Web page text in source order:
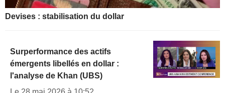
Devises : stabilisation du dollar
Surperformance des actifs
émergents libellés en dollar :
l'analyse de Khan (UBS)